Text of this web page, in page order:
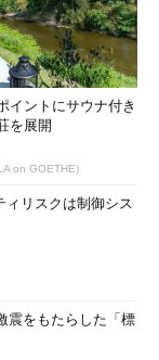
イントにサウナ付き
を展開
on GOETHE)
ィリスクは制御シス
震をもたらした「標